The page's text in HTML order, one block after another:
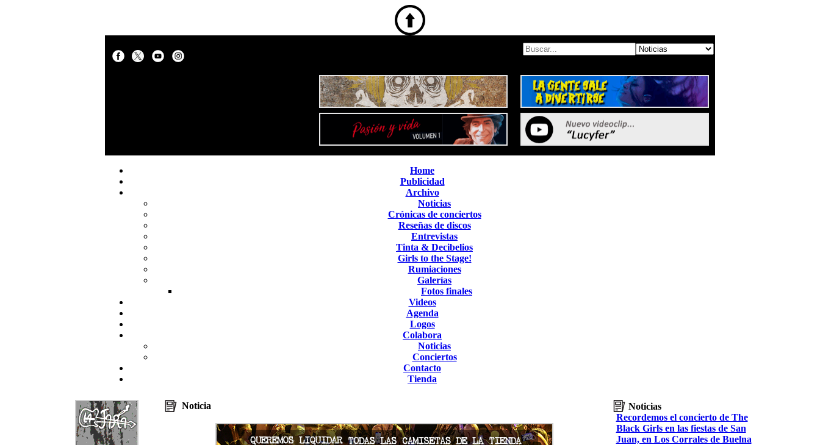
Home
Publicidad
Archivo
Noticias
Crónicas de conciertos
Reseñas de discos
Entrevistas
Tinta & Decibelios
Girls to the Stage!
Rumiaciones
Galerías
Fotos finales
Videos
Agenda
Logos
Colabora
Noticias
Conciertos
Contacto
Tienda
Noticia
Noticias
Recordemos el concierto de The
Black Girls en las fiestas de San
Juan, en Los Corrales de Buelna